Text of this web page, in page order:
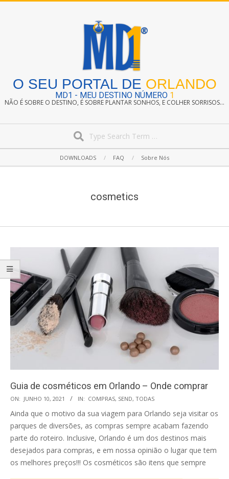
O SEU PORTAL DE ORLANDO
MD1 - MEU DESTINO NÚMERO 1
NÃO É SOBRE O DESTINO, É SOBRE PLANTAR SONHOS, E COLHER SORRISOS...
Navigation
DOWNLOADS FAQ Sobre Nós
cosmetics
Guia de cosméticos em Orlando – Onde comprar
2021-
06-
10
ON: JUNHO 10, 2021 IN: COMPRAS, SEND, TODAS
Ainda que o motivo da sua viagem para Orlando seja visitar os
parques de diversões, as compras sempre acabam fazendo
parte do roteiro. Inclusive, Orlando é um dos destinos mais
desejados para compras, e em nossa opinião o lugar que tem
os melhores preços!!! Os cosméticos são itens que sempre